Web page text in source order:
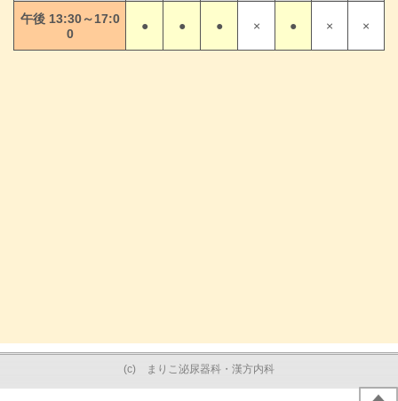
午後 13:30～17:0
0
● ● ● × ● × ×
(c) まりこ泌尿器科・漢方内科